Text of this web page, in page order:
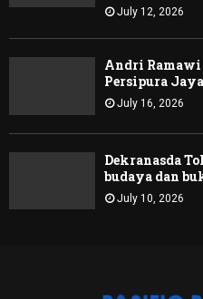
July 12, 2026
Andri Ramawi
Persipura
July 16, 2026
Dekranasda
budaya dan
July 10, 2026